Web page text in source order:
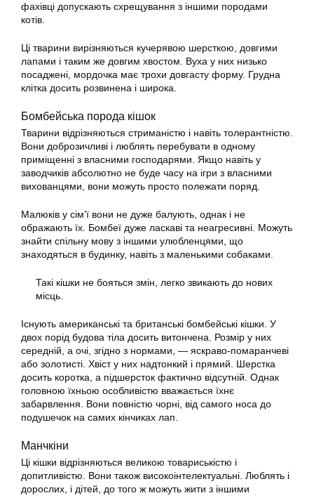
фахівці допускають схрещування з іншими породами
котів.
Ці тварини вирізняються кучерявою шерсткою, довгими
лапами і таким же довгим хвостом. Вуха у них низько
посаджені, мордочка має трохи довгасту форму. Грудна
клітка досить розвинена і широка.
Бомбейська порода кішок
Тварини відрізняються стриманістю і навіть толерантністю.
Вони доброзичливі і люблять перебувати в одному
приміщенні з власними господарями. Якщо навіть у
заводчиків абсолютно не буде часу на ігри з власними
вихованцями, вони можуть просто полежати поряд.
Малюків у сім’ї вони не дуже балують, однак і не
ображають їх. Бомбеї дуже ласкаві та неагресивні. Можуть
знайти спільну мову з іншими улюбленцями, що
знаходяться в будинку, навіть з маленькими собаками.
Такі кішки не бояться змін, легко звикають до нових
місць.
Існують американські та британські бомбейські кішки. У
двох порід будова тіла досить витончена. Розмір у них
середній, а очі, згідно з нормами, — яскраво-помаранчеві
або золотисті. Хвіст у них надтонкий і прямий. Шерстка
досить коротка, а підшерсток фактично відсутній. Однак
головною їхньою особливістю вважається їхнє
забарвлення. Вони повністю чорні, від самого носа до
подушечок на самих кінчиках лап.
Манчкіни
Ці кішки відрізняються великою товариськістю і
допитливістю. Вони також високоінтелектуальні. Люблять і
дорослих, і дітей, до того ж можуть жити з іншими